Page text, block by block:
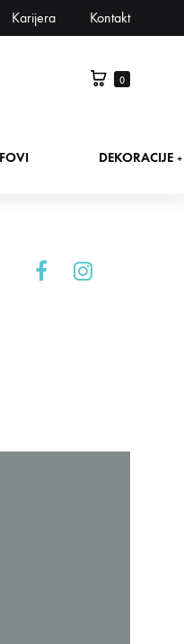
Karijera Kontakt
0
DEKORACIJE +
FacebookInstagram